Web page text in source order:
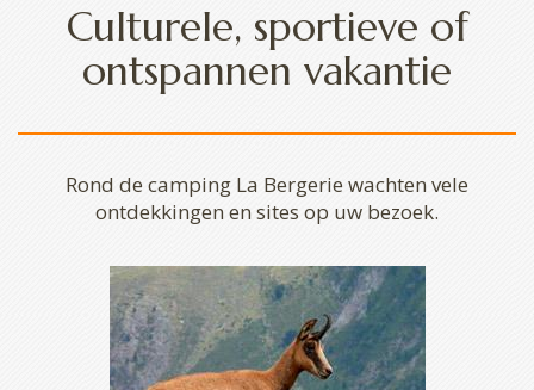
Culturele, sportieve of
ontspannen vakantie
Rond de camping La Bergerie wachten vele
ontdekkingen en sites op uw bezoek.